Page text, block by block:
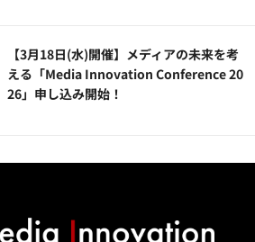
【3月18日(水)開催】メディアの未来を考
える「Media Innovation Conference 20
26」申し込み開始！